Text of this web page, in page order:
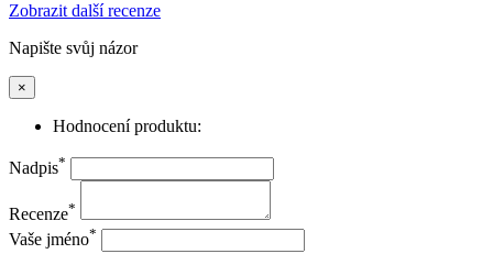
Zobrazit další recenze
Napište svůj názor
×
Hodnocení produktu:
Nadpis*
Recenze*
Vaše jméno*